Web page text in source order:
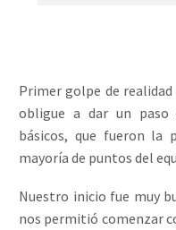
Primer golpe de
obligue a dar un paso
básicos, que fueron la
mayoría de puntos del
Nuestro inicio fue muy
nos permitió comenzar